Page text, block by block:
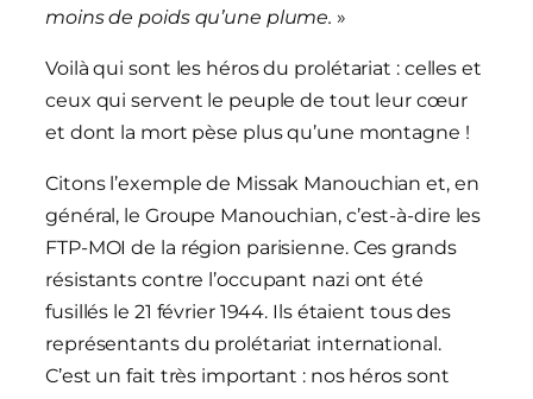
moins de poids qu’une plume.»
Voilà qui sont les héros du prolétariat : celles et
ceux qui servent le peuple de tout leur cœur
et dont la mort pèse plus qu’une montagne !
Citons l’exemple de Missak Manouchian et, en
général, le Groupe Manouchian, c’est-à-dire les
FTP-MOI de la région parisienne. Ces grands
résistants contre l’occupant nazi ont été
fusillés le 21 février 1944. Ils étaient tous des
représentants du prolétariat international.
C’est un fait très important : nos héros sont